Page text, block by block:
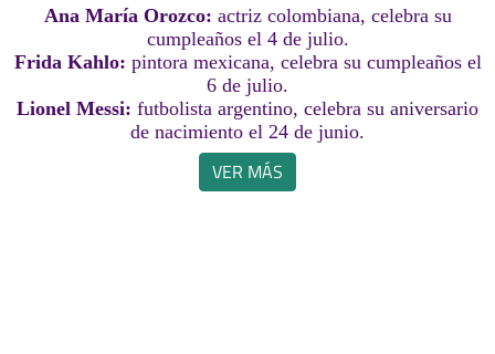
Ana María Orozco: actriz colombiana, celebra su
cumpleaños el 4 de julio.
Frida Kahlo: pintora mexicana, celebra su cumpleaños el
6 de julio.
Lionel Messi: futbolista argentino, celebra su aniversario
de nacimiento el 24 de junio.
VER MÁS